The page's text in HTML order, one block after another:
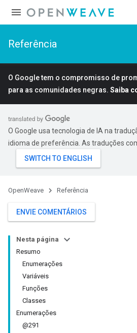
Referência
O Google tem o compromisso de
para as comunidades negras. Saiba
O Google usa tecnologia de IA na
idioma de preferência. As traduções
OpenWeave Referência
ENVIE COMENTÁRIOS
Nesta página
Resumo
Enumerações
Variáveis
Funções
Classes
Enumerações
@291